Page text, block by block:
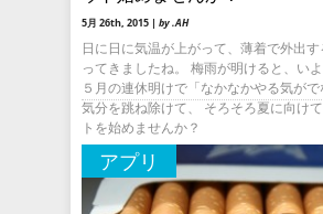
5月 26th, 2015 | by .AH
日に日に気温が上がって、薄着で外出
ってきましたね。 梅雨が明けると、い
５月の連休明けで「なかなかやる気が
気分を跳ね除けて、 そろそろ夏に向け
トを始めませんか？
アプリ